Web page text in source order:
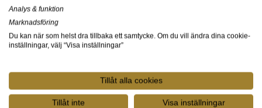
Ja, betmedel förbättrar färgupptagningen och
hållbarheten. Vissa färgämnen, som indigo, kräver dock
speciella metoder istället för traditionell betning.
Hur kan jag skapa olika nyanser
med samma växt?
Analys & funktion
Marknadsföring
Du kan när som helst dra tillbaka ett samtycke. Om du vill ändra dina cookie-
inställningar, välj “Visa inställningar”
Tillåt alla cookies
Tillåt inte Visa inställningar